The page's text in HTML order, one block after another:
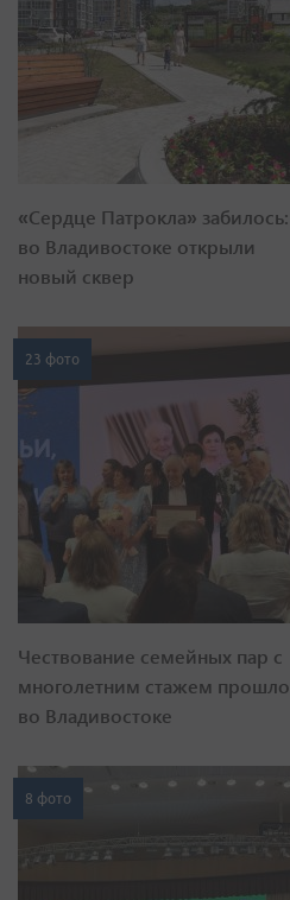
«Сердце Патрокла» забилось:
во Владивостоке открыли
новый сквер
23 фото
Чествование семейных пар с
многолетним стажем прошло
во Владивостоке
8 фото